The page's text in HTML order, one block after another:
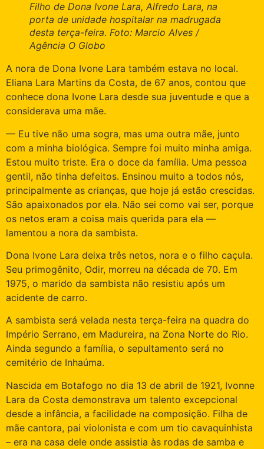
Filho de Dona Ivone Lara, Alfredo Lara, na
porta de unidade hospitalar na madrugada
desta terça-feira. Foto: Marcio Alves /
Agência O Globo
A nora de Dona Ivone Lara também estava no local.
Eliana Lara Martins da Costa, de 67 anos, contou que
conhece dona Ivone Lara desde sua juventude e que a
considerava uma mãe.
— Eu tive não uma sogra, mas uma outra mãe, junto
com a minha biológica. Sempre foi muito minha amiga.
Estou muito triste. Era o doce da família. Uma pessoa
gentil, não tinha defeitos. Ensinou muito a todos nós,
principalmente as crianças, que hoje já estão crescidas.
São apaixonados por ela. Não sei como vai ser, porque
os netos eram a coisa mais querida para ela —
lamentou a nora da sambista.
Dona Ivone Lara deixa três netos, nora e o filho caçula.
Seu primogênito, Odir, morreu na década de 70. Em
1975, o marido da sambista não resistiu após um
acidente de carro.
A sambista será velada nesta terça-feira na quadra do
Império Serrano, em Madureira, na Zona Norte do Rio.
Ainda segundo a família, o sepultamento será no
cemitério de Inhaúma.
Nascida em Botafogo no dia 13 de abril de 1921, Ivonne
Lara da Costa demonstrava um talento excepcional
desde a infância, a facilidade na composição. Filha de
mãe cantora, pai violonista e com um tio cavaquinhista
– era na casa dele onde assistia às rodas de samba e